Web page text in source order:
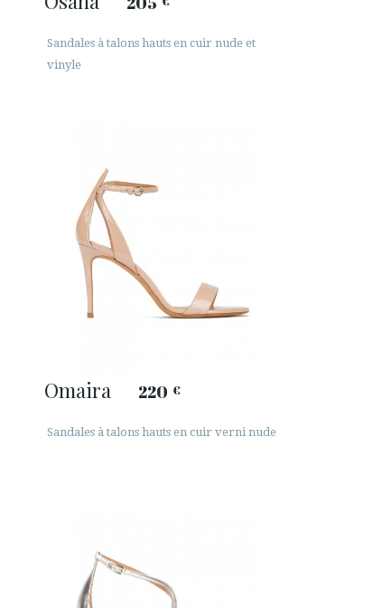
Sandales à talons hauts en cuir nude et
vinyle
Omaira 220 €
Sandales à talons hauts en cuir verni nude